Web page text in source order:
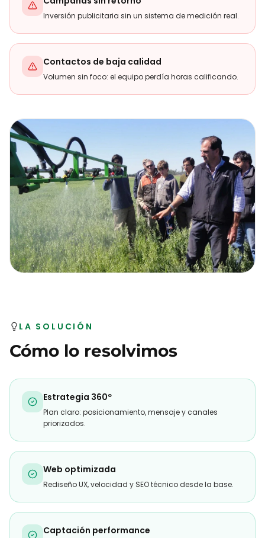
Inversión publicitaria sin un sistema de medición real.
Contactos de baja calidad
Volumen sin foco: el equipo perdía horas calificando.
LA SOLUCIÓN
Cómo lo resolvimos
Estrategia 360º
Plan claro: posicionamiento, mensaje y canales
priorizados.
Web optimizada
Rediseño UX, velocidad y SEO técnico desde la base.
Captación performance